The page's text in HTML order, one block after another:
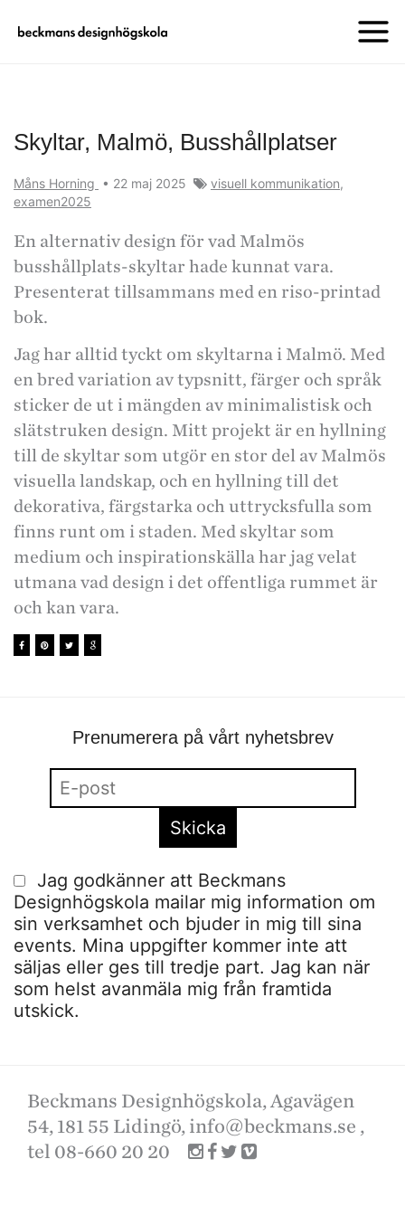
Skyltar, Malmö, Busshållplatser
Måns Horning • 22 maj 2025 visuell kommunikation,
examen2025
En alternativ design för vad Malmös
busshållplats-skyltar hade kunnat vara.
Presenterat tillsammans med en riso-printad
bok.
Jag har alltid tyckt om skyltarna i Malmö. Med
en bred variation av typsnitt, färger och språk
sticker de ut i mängden av minimalistisk och
slätstruken design. Mitt projekt är en hyllning
till de skyltar som utgör en stor del av Malmös
visuella landskap, och en hyllning till det
dekorativa, färgstarka och uttrycksfulla som
finns runt om i staden. Med skyltar som
medium och inspirationskälla har jag velat
utmana vad design i det offentliga rummet är
och kan vara.
Prenumerera på vårt nyhetsbrev
Jag godkänner att Beckmans
Designhögskola mailar mig information om
sin verksamhet och bjuder in mig till sina
events. Mina uppgifter kommer inte att
säljas eller ges till tredje part. Jag kan när
som helst avanmäla mig från framtida
utskick.
Beckmans Designhögskola, Agavägen
54, 181 55 Lidingö, info@beckmans.se ,
tel 08-660 20 20